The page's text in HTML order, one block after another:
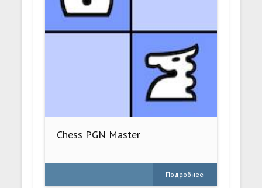
Chess PGN Master
Подробнее